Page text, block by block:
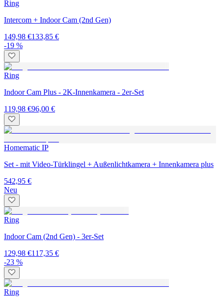
Ring
Intercom + Indoor Cam (2nd Gen)
149,98 €133,85 €
-19 %
Ring
Indoor Cam Plus - 2K-Innenkamera - 2er-Set
119,98 €96,00 €
Homematic IP
Set - mit Video-Türklingel + Außenlichtkamera + Innenkamera plus
542,95 €
Neu
Ring
Indoor Cam (2nd Gen) - 3er-Set
129,98 €117,35 €
-23 %
Ring